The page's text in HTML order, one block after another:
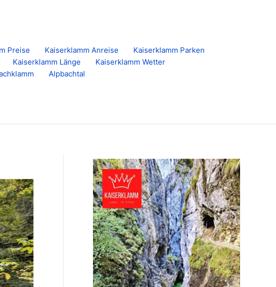
Preise Kaiserklamm Anreise
Kaiserklamm Parken
Kaiserklamm Länge
Kaiserklamm Wetter
Alpbachtal